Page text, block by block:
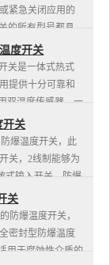
紧急关闭应用的
的所有型号都具
开关开关量输出
度开关
关是一体式热式
提供十分可靠和
双温度传感器，一
传感器与热源隔
开关
爆温度开关，此
关，2线制能够为
式输入开关。防爆
正在升级的厂家设
关
防爆温度开关，
密封型防爆温度
用于腐蚀性介质的